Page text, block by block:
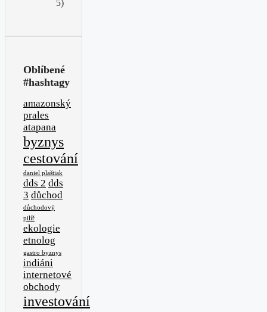
5)
Oblíbené
#hashtagy
amazonský
prales
atapana
byznys
cestování
daniel plaštiak
dds 2 dds
3 důchod
důchodový
pilíř
ekologie
etnolog
gastro byznys
indiáni
internetové
obchody
investování